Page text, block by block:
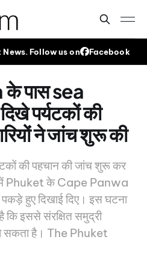
Follow us on Facebook
पास sea
पर्यटकों की
ने जांच शुरू की
की पहचान की जांच शुरू कर
में Phuket के Cape Panwa
हुए दिखाई दिए। इस घटना
कि इससे संरक्षित समुद्री
सकता है। The Phuket